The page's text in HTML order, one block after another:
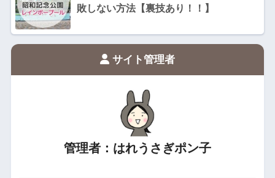
敗しない方法【裏技あり！！】
サイト管理者
管理者：はれうさぎポン子